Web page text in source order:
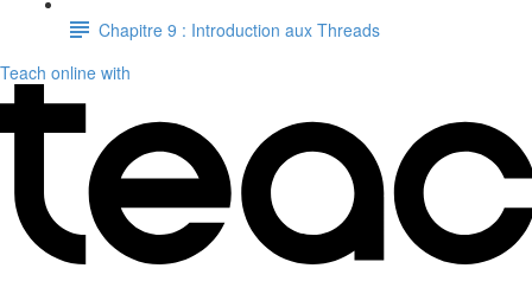
Chapitre 9 : Introduction aux Threads
Teach online with